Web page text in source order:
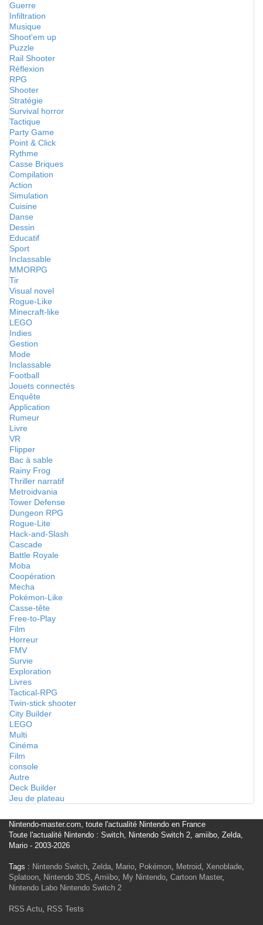
Guerre
Infiltration
Musique
Shoot'em up
Puzzle
Rail Shooter
Réflexion
RPG
Shooter
Stratégie
Survival horror
Tactique
Party Game
Point & Click
Rythme
Casse Briques
Compilation
Action
Simulation
Cuisine
Danse
Dessin
Educatif
Sport
Inclassable
MMORPG
Tir
Visual novel
Rogue-Like
Minecraft-like
LEGO
Indies
Gestion
Mode
Inclassable
Football
Jouets connectés
Enquête
Application
Rumeur
Livre
VR
Flipper
Bac à sable
Rainy Frog
Thriller narratif
Metroidvania
Tower Defense
Dungeon RPG
Rogue-Lite
Hack-and-Slash
Cascade
Battle Royale
Moba
Coopération
Mecha
Pokémon-Like
Casse-tête
Free-to-Play
Film
Horreur
FMV
Survie
Exploration
Livres
Tactical-RPG
Twin-stick shooter
City Builder
LEGO
Multi
Cinéma
Film
console
Autre
Deck Builder
Jeu de plateau
Nintendo-master.com, toute l'actualité Nintendo en France
Toute l'actualité Nintendo : Switch, Nintendo Switch 2, amiibo, Zelda,
Mario - 2003-2026
Tags : Nintendo Switch, Zelda, Mario, Pokémon, Metroid, Xenoblade,
Splatoon, Nintendo 3DS, Amiibo, My Nintendo, Cartoon Master,
Nintendo Labo Nintendo Switch 2
RSS Actu, RSS Tests